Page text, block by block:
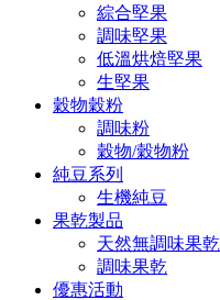
綜合堅果
調味堅果
低溫烘焙堅果
生堅果
穀物穀粉
調味粉
穀物/穀物粉
純豆系列
生機純豆
果乾製品
天然無調味果乾
調味果乾
優惠活動